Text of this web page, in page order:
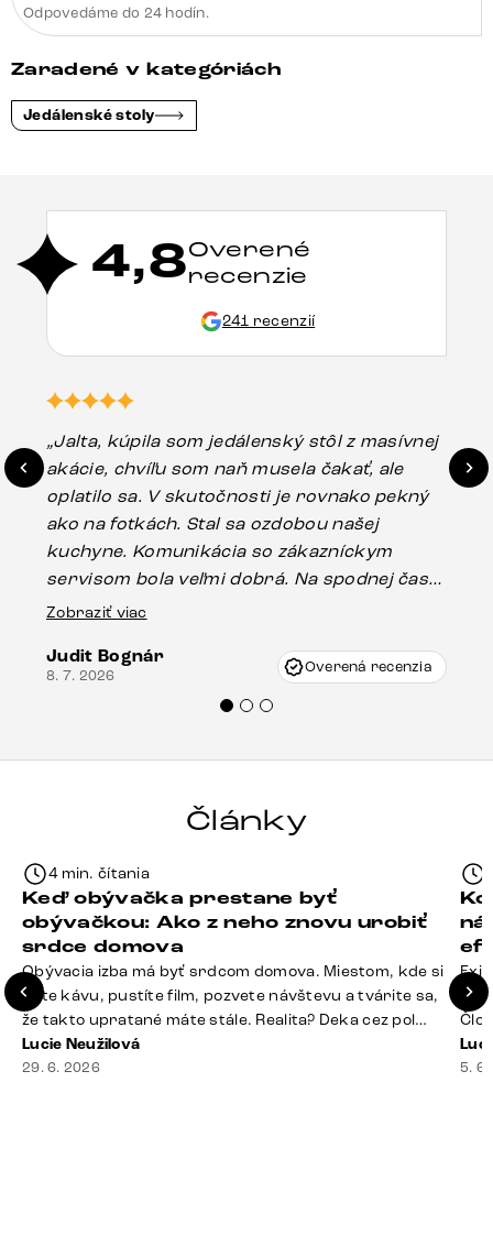
Odpovedáme do 24 hodín.
Zaradené v kategóriách
Jedálenské stoly
4,8Overené
recenzie
241 recenzií
„Jalta, kúpila som jedálenský stôl z masívnej
akácie, chvíľu som naň musela čakať, ale
oplatilo sa. V skutočnosti je rovnako pekný
ako na fotkách. Stal sa ozdobou našej
kuchyne. Komunikácia so zákazníckym
servisom bola veľmi dobrá. Na spodnej časti
stola bolo malé poškodenie, pravdepodobne
Vincze pri riešení mojej záležitosti pristúpili
veľmi korektne. Odporúčam produkty Delife
Zobraziť viac
Judit Bognár
8. 7. 2026 Overená recenzia
Články
4 min. čítania
Keď obývačka prestane byť
obývačkou: Ako z neho znovu urobiť
srdce domova
Obývacia izba má byť srdcom domova. Miestom, kde si
dáte kávu, pustíte film, pozvete návštevu a tvárite sa,
že takto upratané máte stále. Realita? Deka cez pol
sedačky, ovládač záhadne zmizol, konferenčný stolík
slúži ako odkladisko všetkého od účteniek po balzam
Lucie Neužilová
29. 6. 2026
si
5.